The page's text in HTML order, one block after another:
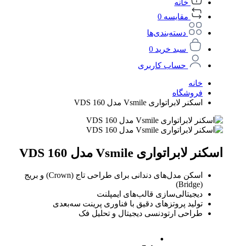
خانه
مقایسه 0
دسته‌بندی‌ها
سبد خرید 0
حساب کاربری
خانه
فروشگاه
اسکنر لابراتواری Vsmile مدل VDS 160
اسکنر لابراتواری Vsmile مدل VDS 160
اسکن مدل‌های دندانی برای طراحی تاج (Crown) و بریج
(Bridge)
دیجیتالی‌سازی قالب‌های ایمپلنت
تولید پروتزهای دقیق با فناوری پرینت سه‌بعدی
طراحی ارتودنسی دیجیتال و تحلیل فک